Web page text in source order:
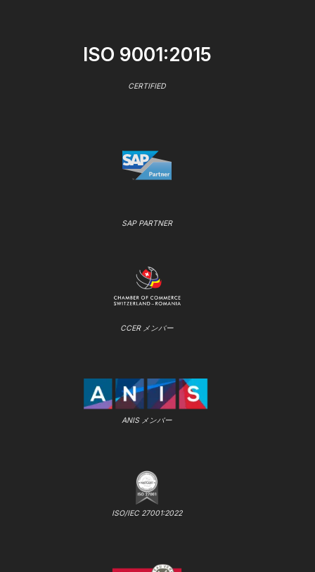
ISO 9001:2015
CERTIFIED
SAP PARTNER
CCER メンバー
ANIS メンバー
ISO/IEC 27001:2022